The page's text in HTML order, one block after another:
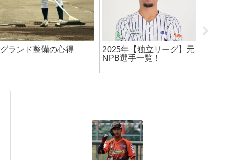
「強いチーム」だけが面
ガムを噛んでプレーどう
なの？